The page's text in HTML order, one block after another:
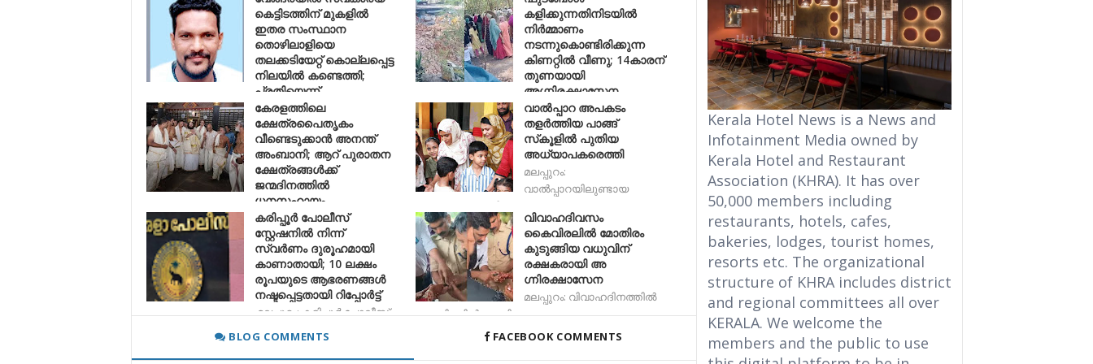
കെട്ടിടത്തിന് മുകളിൽ
ഇതര സംസ്ഥാന
തൊഴിലാളിയെ
തലക്കടിയേറ്റ് കൊല്ലപ്പെട്ട
നിലയിൽ കണ്ടെത്തി;
പ്രതിയെന്ന്
സംശയിക്കുന്നയാൾ
പിടിയിൽ
മലപ്പുറം: അതിഥി തൊഴിലാളിയായ യുവാവിനെ
സ്വകാര
കളിക്കുന്നതിനിടയിൽ
നിർമ്മാണം
നടന്നുകൊണ്ടിരിക്കുന്ന
കിണറ്റിൽ വീണു; 14കാരന്
തുണയായി
അഗ്നിരക്ഷാസേന
മലപ്പുറം: മലപ്പുറത്ത് ഫുട്ബോൾ
കളിക്കുന്നതിനിടയിൽ
കേരളത്തിലെ
ക്ഷേത്രപൈതൃകം
വീണ്ടെടുക്കാൻ അനന്ത്
അംബാനി; ആറ് പുരാതന
ക്ഷേത്രങ്ങൾക്ക്
ജന്മദിനത്തിൽ
ധനസഹായം
ഏപ്രിൽ ആദ്യവാരം കേരളത്തിലെ പ്രമുഖ
ക്ഷേത്രങ്ങളായ ത
വാല്‍പ്പാറ അപകടം
തളര്‍ത്തിയ പാങ്ങ്
സ്‌കൂളില്‍ പുതിയ
അധ്യാപകരെത്തി
മലപ്പുറം:
വാല്‍പ്പാറയിലുണ്ടായ
വാഹനാപകടത്തില്‍ പാങ
കരിപ്പൂർ പോലീസ്
സ്റ്റേഷനിൽ നിന്ന്
സ്വർണം ദുരൂഹമായി
കാണാതായി; 10 ലക്ഷം
രൂപയുടെ ആഭരണങ്ങൾ
നഷ്ടപ്പെട്ടതായി റിപ്പോർട്ട്
മലപ്പുറം: കരിപ്പൂർ പോലീസ്
സ്റ്റേഷനിൽ സൂക്ഷി
വിവാഹദിവസം
കൈവിരലിൽ മോതിരം
കുടുങ്ങിയ വധുവിന്
രക്ഷകരായി അ​​
ഗ്നിരക്ഷാസേന
മലപ്പുറം: വിവാ​ഹദിനത്തിൽ
കൈവിരലിൽ മോതിരം കുടുങ്ങ
BLOG COMMENTS
FACEBOOK COMMENTS
Kerala Hotel News is a News and
Infotainment Media owned by
Kerala Hotel and Restaurant
Association (KHRA). It has over
50,000 members including
restaurants, hotels, cafes,
bakeries, lodges, tourist homes,
resorts etc. The organizational
structure of KHRA includes district
and regional committees all over
KERALA. We welcome the
members and the public to use